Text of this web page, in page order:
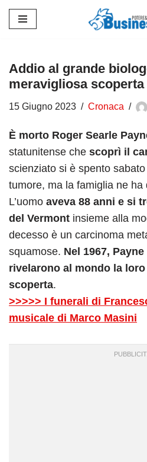
contenuto
Addio al grande
meravigliosa
15 Giugno 2023 Cronaca
È morto Roger Searle
statunitense che scoprì il
scienziato si è spento
tumore, ma la famiglia ne ha
L’uomo aveva 88 anni e si
del Vermont insieme alla
decesso è un carcinoma
squamose. Nel 1967,
rivelarono al mondo la
scoperta.
>>>>> I funerali di
musicale di Marco Masini